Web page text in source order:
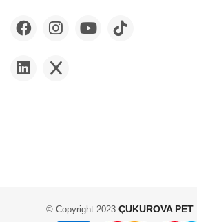
© Copyright 2023ÇUKUROVA PET.